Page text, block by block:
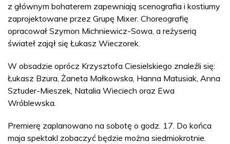
z głównym bohaterem zapewniają scenografia i kostiumy
zaprojektowane przez Grupę Mixer. Choreografię
opracował Szymon Michniewicz-Sowa, a reżyserią
świateł zajął się Łukasz Wieczorek.
W obsadzie oprócz Krzysztofa Ciesielskiego znaleźli się:
Łukasz Bzura, Żaneta Małkowska, Hanna Matusiak, Anna
Sztuder-Mieszek, Natalia Wieciech oraz Ewa
Wróblewska.
Premierę zaplanowano na sobotę o godz. 17. Do końca
maja spektakl zobaczyć będzie można siedmiokrotnie.